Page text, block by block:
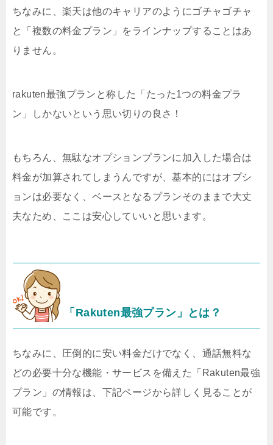
ちなみに、楽天は他のキャリアのようにゴチャゴチャ
と「複数の料金プラン」をラインナップすることはあ
りません。
rakuten最強プランと称した「たった1つの料金プラ
ン」しかないという思い切りの良さ！
もちろん、無駄なオプションプランに加入した場合は
料金が加算されてしまうんですが、基本的にはオプシ
ョンは必要なく、ベースとなるプランそのままで大丈
夫なため、ここは安心していいと思います。
「Rakuten最強プラン」とは？
ちなみに、圧倒的に安い料金だけでなく、通話無料な
どの必要十分な機能・サービスを備えた「Rakuten最強
プラン」の情報は、下記ページから詳しく見ることが
可能です。